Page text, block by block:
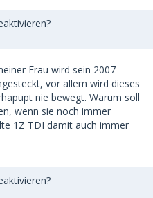
Frau wird sein 2007
vor allem wird dieses
nie bewegt. Warum soll
wenn sie noch immer
1Z TDI damit auch immer